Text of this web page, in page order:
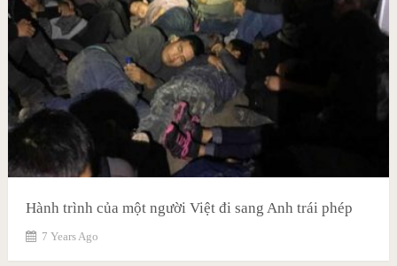
Hành trình của một người Việt đi sang Anh trái phép
7 Years Ago